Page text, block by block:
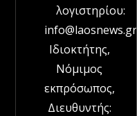
λογιστηρίου:
info@laosnews.gr
Ιδιοκτήτης,
Νόμιμος
εκπρόσωπος,
Διευθυντής: